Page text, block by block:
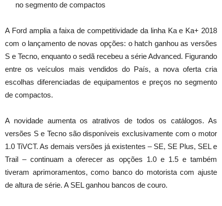
no segmento de compactos
A Ford amplia a faixa de competitividade da linha Ka e Ka+ 2018
com o lançamento de novas opções: o hatch ganhou as versões
S e Tecno, enquanto o sedã recebeu a série Advanced. Figurando
entre os veículos mais vendidos do País, a nova oferta cria
escolhas diferenciadas de equipamentos e preços no segmento
de compactos.
A novidade aumenta os atrativos de todos os catálogos. As
versões S e Tecno são disponíveis exclusivamente com o motor
1.0 TiVCT. As demais versões já existentes – SE, SE Plus, SEL e
Trail – continuam a oferecer as opções 1.0 e 1.5 e também
tiveram aprimoramentos, como banco do motorista com ajuste
de altura de série. A SEL ganhou bancos de couro.